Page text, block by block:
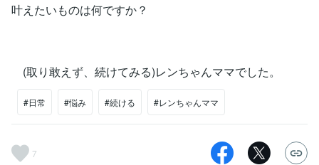
叶えたいものは何ですか？
(取り敢えず、続けてみる)レンちゃんママでした。
#日常 #悩み #続ける #レンちゃんママ
7